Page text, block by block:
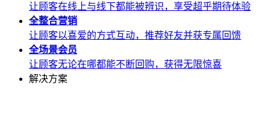
让顾客在线上与线下都能被辨识，享受超乎期待体验
全整合营销
让顾客以喜爱的方式互动，推荐好友并获专属回馈
全场景会员
让顾客无论在哪都能不断回购，获得无限惊喜
解决方案